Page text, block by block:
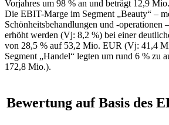
Vorjahres um 98 % an und beträgt 12,9
Die EBIT-Marge im Segment „Beauty“ –
Schönheitsbehandlungen und -operationen
erhöht werden (Vj: 8,2 %) bei einer
von 28,5 % auf 53,2 Mio. EUR (Vj: 41,4
Segment „Handel“ legten um rund 6 % zu
172,8 Mio.).
Bewertung auf Basis des